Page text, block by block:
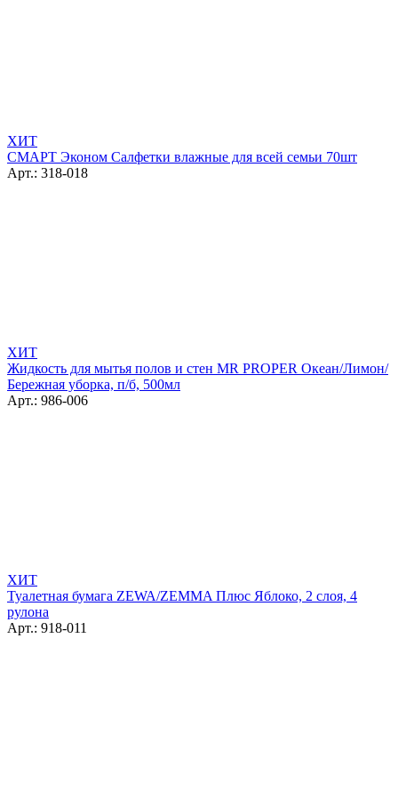
ХИТ
СМАРТ Эконом Салфетки влажные для всей семьи 70шт
Арт.: 318-018
ХИТ
Жидкость для мытья полов и стен MR PROPER Океан/Лимон/
Бережная уборка, п/б, 500мл
Арт.: 986-006
ХИТ
Туалетная бумага ZEWA/ZEMMA Плюс Яблоко, 2 слоя, 4
рулона
Арт.: 918-011